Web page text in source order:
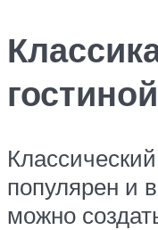
гостиной
популярен и
можно